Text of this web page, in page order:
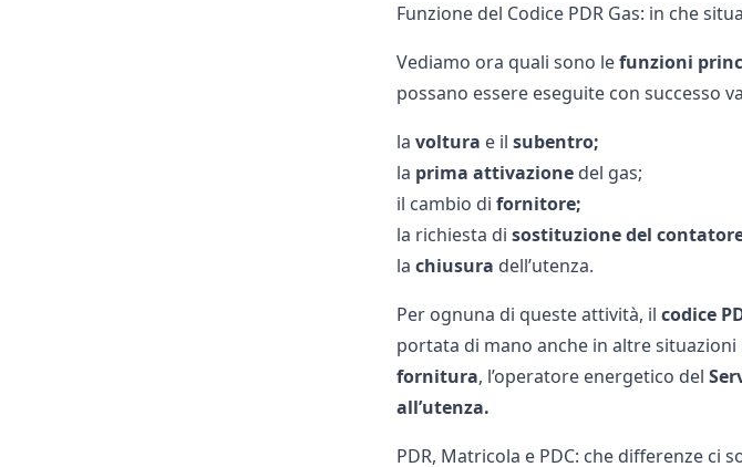
Funzione del Codice PDR Gas: in che
Vediamo ora quali sono lefunzioni
possano essere eseguite con successo
la voltura e il subentro;
la prima attivazionedel gas;
il cambio di fornitore;
la richiesta di sostituzione del
la chiusura dell’utenza.
Per ognuna di queste attività, il codice
portata di mano anche in altre
fornitura, l’operatore energetico del
all’utenza.
PDR, Matricola e PDC: che differenze ci